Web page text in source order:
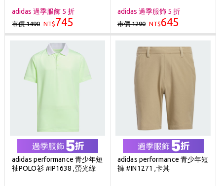
adidas 過季服飾 5 折
市價 1490 NT$745
adidas 過季服飾 5 折
市價 1290 NT$645
adidas performance 青少年短
袖POLO衫 #IP1638 ,螢光綠
adidas performance 青少年短
褲 #IN1271 ,卡其